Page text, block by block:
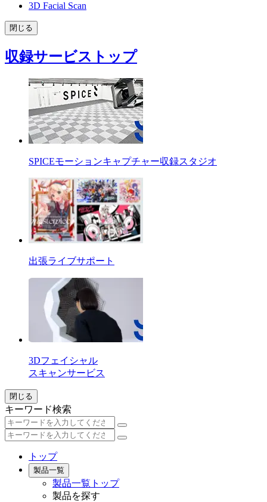
3D Facial Scan
閉じる
収録サービストップ
SPICEモーションキャプチャー収録スタジオ
出張ライブサポート
3Dフェイシャル
スキャンサービス
閉じる
キーワード検索
トップ
製品一覧
製品一覧トップ
製品を探す